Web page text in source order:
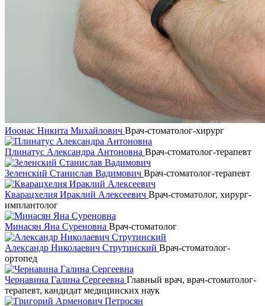
Иоонас Никита Михайлович Врач-стоматолог-хирург
Плинатус Александра Антоновна Врач-стоматолог-терапевт
Зеленский Станислав Вадимович Врач-стоматолог-терапевт
Кварацхелия Ираклий Алексеевич Врач-стоматолог, хирург-
имплантолог
Минасян Яна Суреновна Врач-стоматолог
Александр Николаевич Струтинский Врач-стоматолог-
ортопед
Чернавина Галина Сергеевна Главный врач, врач-стоматолог-
терапевт, кандидат медицинских наук